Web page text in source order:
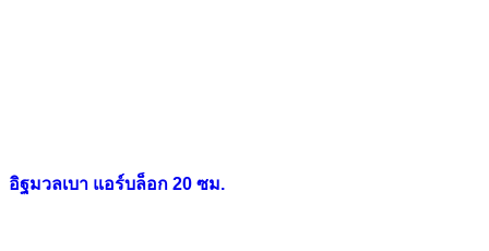
อิฐมวลเบา แอร์บล็อก 20 ซม.